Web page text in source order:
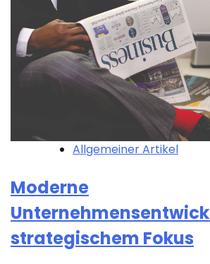
Allgemeiner Artikel
Moderne
strategischem Fokus